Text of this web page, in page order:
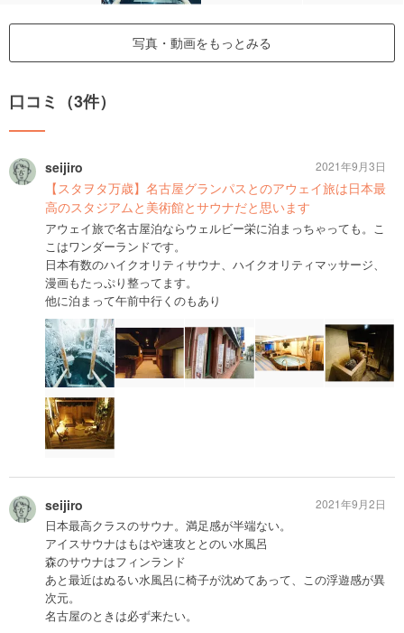
写真・動画をもっとみる
口コミ（3件）
seijiro
【スタヲタ万歳】名古屋グランパスとのアウェイ旅は日本最
高のスタジアムと美術館とサウナだと思います
アウェイ旅で名古屋泊ならウェルビー栄に泊まっちゃっても。こ
こはワンダーランドです。
日本有数のハイクオリティサウナ、ハイクオリティマッサージ、
漫画もたっぷり整ってます。
他に泊まって午前中行くのもあり
2021年9月3日
seijiro
日本最高クラスのサウナ。満足感が半端ない。
アイスサウナはもはや速攻ととのい水風呂
森のサウナはフィンランド
あと最近はぬるい水風呂に椅子が沈めてあって、この浮遊感が異
次元。
名古屋のときは必ず来たい。
2021年9月2日